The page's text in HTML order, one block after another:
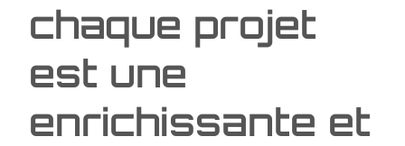
chaque projet
est une
enrichissante et